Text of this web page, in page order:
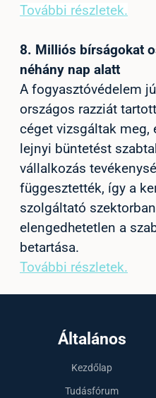
További részletek.
8. Milliós bírságokat
néhány nap alatt
A fogyasztóvédelem
országos razziát
céget vizsgáltak meg,
lejnyi büntetést
vállalkozás
függesztették, így a
szolgáltató
elengedhetetlen a
betartása.
További részletek.
Általános
Kezdőlap
Tudásfórum